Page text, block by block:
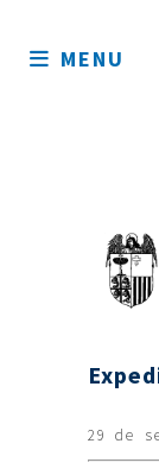
sitio
MENU
29 de